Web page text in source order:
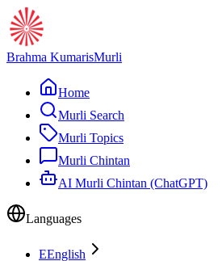
Brahma KumarisMurli
Home
Murli Search
Murli Topics
Murli Chintan
AI Murli Chintan (ChatGPT)
Languages
EEnglish